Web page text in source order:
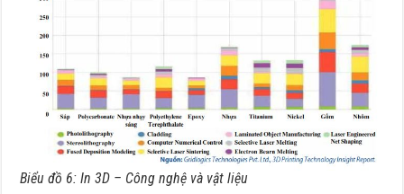
Biểu đồ 6: In 3D – Công nghệ và vật liệu